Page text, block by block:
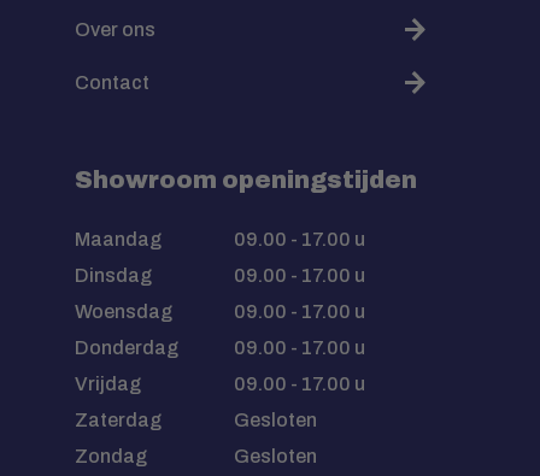
Over ons
Contact
Showroom openingstijden
Maandag
09.00 - 17.00 u
Dinsdag
09.00 - 17.00 u
Woensdag
09.00 - 17.00 u
Donderdag
09.00 - 17.00 u
Vrijdag
09.00 - 17.00 u
Zaterdag
Gesloten
Zondag
Gesloten